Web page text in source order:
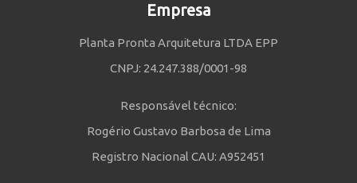
Empresa
Planta Pronta Arquitetura LTDA EPP
CNPJ: 24.247.388/0001-98
Responsável técnico:
Rogério Gustavo Barbosa de Lima
Registro Nacional CAU: A952451